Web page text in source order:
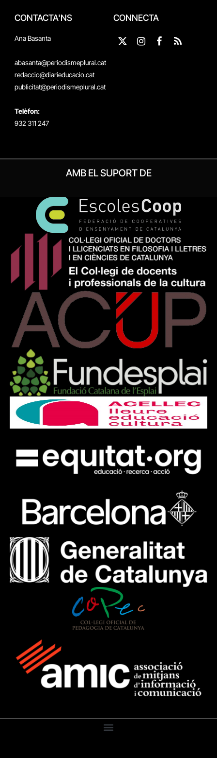
CONTACTA'NS
Ana Basanta
abasanta@periodismeplural.cat
redaccio@diarieducacio.cat
publicitat@periodismeplural.cat
Telèfon:
932 311 247
CONNECTA
X
Instagram
Facebook
RSS
AMB EL SUPORT DE